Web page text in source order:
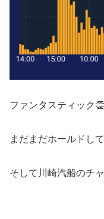
ファンタスティック
まだまだホールドし
そして川崎汽船のチ